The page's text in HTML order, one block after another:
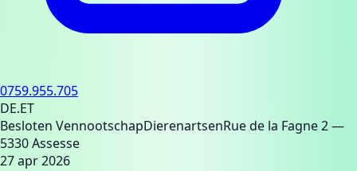
0759.955.705
DE.ET
Besloten VennootschapDierenartsenRue de la Fagne 2—
5330 Assesse
27 apr 2026